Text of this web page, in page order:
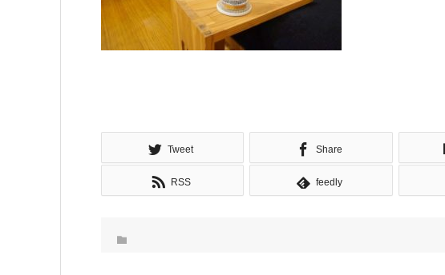
Tweet Share
RSS feedly